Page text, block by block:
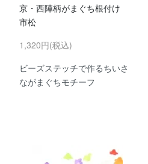
京・西陣柄がまぐち根付け
市松
1,320円(税込)
ビーズステッチで作るちいさ
ながまぐちモチーフ